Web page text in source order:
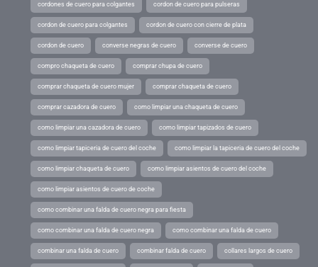
cordones de cuero para colgantes cordon de cuero para pulseras
cordon de cuero para colgantes cordon de cuero con cierre de plata
cordon de cuero converse negras de cuero converse de cuero
compro chaqueta de cuero comprar chupa de cuero
comprar chaqueta de cuero mujer comprar chaqueta de cuero
comprar cazadora de cuero como limpiar una chaqueta de cuero
como limpiar una cazadora de cuero como limpiar tapizados de cuero
como limpiar tapiceria de cuero del coche como limpiar la tapiceria de cuero del coche
como limpiar chaqueta de cuero como limpiar asientos de cuero del coche
como limpiar asientos de cuero de coche
como combinar una falda de cuero negra para fiesta
como combinar una falda de cuero negra como combinar una falda de cuero
combinar una falda de cuero combinar falda de cuero collares largos de cuero